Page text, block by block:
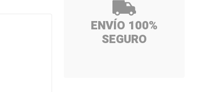
ENVÍO 100%
SEGURO